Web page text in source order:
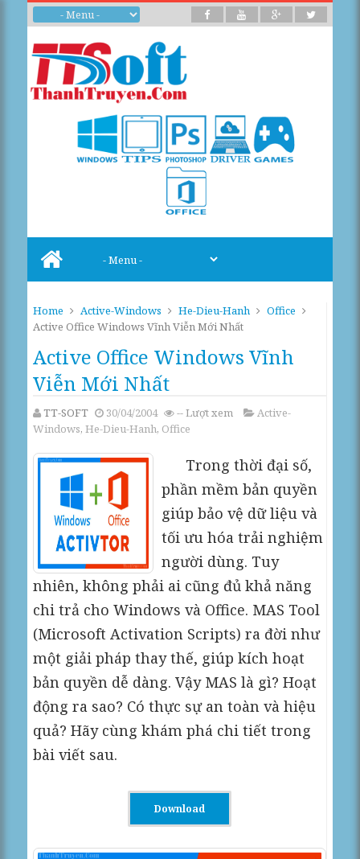
Home Active-Windows He-Dieu-Hanh
Office
Active Office Windows Vĩnh Viễn Mới Nhất
Active Office Windows Vĩnh
Viễn Mới Nhất
TT-SOFT 30/04/2004 --Lượt xem
Active-
Windows,He-Dieu-Hanh, Office
Trong thời đại số,
phần mềm bản quyền
giúp bảo vệ dữ liệu và
tối ưu hóa trải nghiệm
người dùng. Tuy
nhiên, không phải ai cũng đủ khả năng
chi trả cho Windows và Office. MAS Tool
(Microsoft Activation Scripts) ra đời như
một giải pháp thay thế, giúp kích hoạt
bản quyền dễ dàng. Vậy MAS là gì? Hoạt
động ra sao? Có thực sự an toàn và hiệu
quả? Hãy cùng khám phá chi tiết trong
bài viết sau.
Download